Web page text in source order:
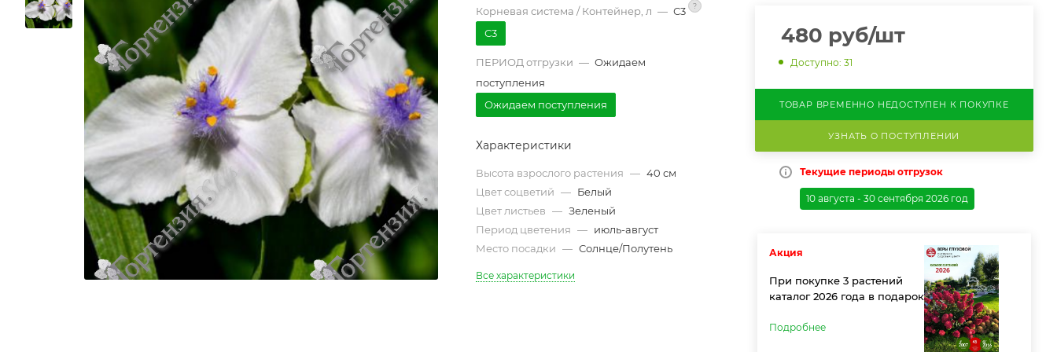
Корневая система / Контейнер, л — С3 ?
С3
ПЕРИОД отгрузки — Ожидаем
поступления
Ожидаем поступления
Характеристики
Высота взрослого растения — 40 см
Цвет соцветий — Белый
Цвет листьев — Зеленый
Период цветения — июль-август
Место посадки — Солнце/Полутень
Все характеристики
480 руб/шт
Доступно: 31
ТОВАР ВРЕМЕННО НЕДОСТУПЕН К ПОКУПКЕ
УЗНАТЬ О ПОСТУПЛЕНИИ
Текущие периоды отгрузок
10 августа - 30 сентября 2026 год
Акция
При покупке 3 растений
каталог 2026 года в подарок
Подробнее